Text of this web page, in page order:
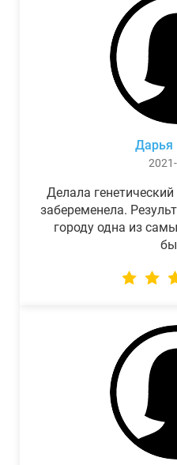
Дарья
Делала
забеременела.
городу одна из